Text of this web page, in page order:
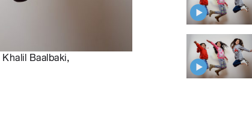
Khalil Baalbaki,